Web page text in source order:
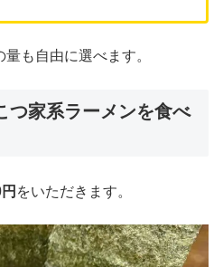
も自由に選べます。
つ家系ラーメンを食べ
をいただきます。